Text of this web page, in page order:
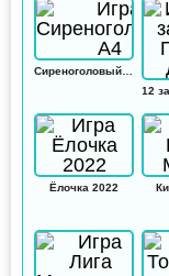
Ёлочка 2022